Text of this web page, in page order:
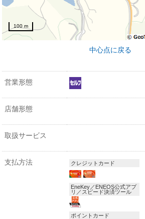
100 m
中心点に戻る
営業形態
店舗形態
取扱サービス
支払方法 クレジットカード
EneKey／ENEOS公式アプ
リ／スピード決済ツール
ポイントカード